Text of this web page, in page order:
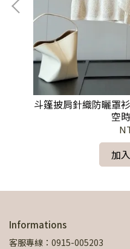
斗篷披肩針織防曬罩
空
加
Informations
客服專線：0915-005203